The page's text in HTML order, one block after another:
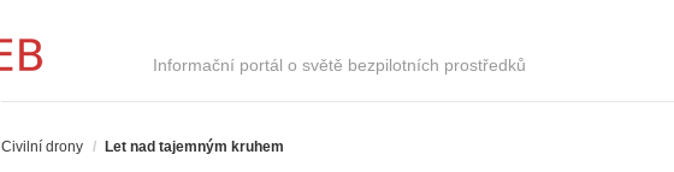
Informační portál o světě bezpilotních prostředků
Civilní drony / Let nad tajemným kruhem